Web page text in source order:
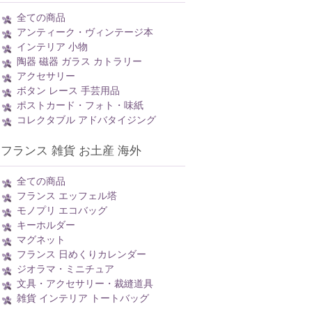
全ての商品
アンティーク・ヴィンテージ本
インテリア 小物
陶器 磁器 ガラス カトラリー
アクセサリー
ボタン レース 手芸用品
ポストカード・フォト・味紙
コレクタブル アドバタイジング
フランス 雑貨 お土産 海外
全ての商品
フランス エッフェル塔
モノプリ エコバッグ
キーホルダー
マグネット
フランス 日めくりカレンダー
ジオラマ・ミニチュア
文具・アクセサリー・裁縫道具
雑貨 インテリア トートバッグ